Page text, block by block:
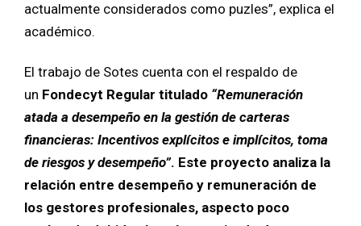
actualmente considerados como puzles”, explica el
académico.
El trabajo de Sotes cuenta con el respaldo de
un Fondecyt Regular titulado “Remuneración
atada a desempeño en la gestión de carteras
financieras: Incentivos explícitos e implícitos, toma
de riesgos y desempeño”. Este proyecto analiza la
relación entre desempeño y remuneración de
los gestores profesionales, aspecto poco